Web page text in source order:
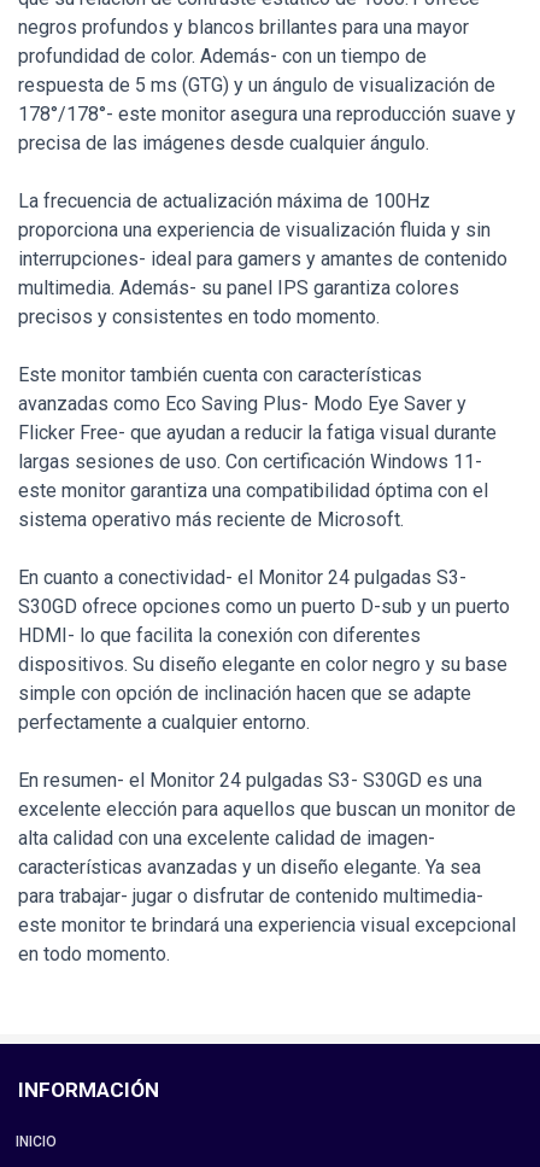
negros profundos y blancos brillantes para una mayor
profundidad de color. Además- con un tiempo de
respuesta de 5 ms (GTG) y un ángulo de visualización de
178°/178°- este monitor asegura una reproducción suave y
precisa de las imágenes desde cualquier ángulo.
La frecuencia de actualización máxima de 100Hz
proporciona una experiencia de visualización fluida y sin
interrupciones- ideal para gamers y amantes de contenido
multimedia. Además- su panel IPS garantiza colores
precisos y consistentes en todo momento.
Este monitor también cuenta con características
avanzadas como Eco Saving Plus- Modo Eye Saver y
Flicker Free- que ayudan a reducir la fatiga visual durante
largas sesiones de uso. Con certificación Windows 11-
este monitor garantiza una compatibilidad óptima con el
sistema operativo más reciente de Microsoft.
En cuanto a conectividad- el Monitor 24 pulgadas S3-
S30GD ofrece opciones como un puerto D-sub y un puerto
HDMI- lo que facilita la conexión con diferentes
dispositivos. Su diseño elegante en color negro y su base
simple con opción de inclinación hacen que se adapte
perfectamente a cualquier entorno.
En resumen- el Monitor 24 pulgadas S3- S30GD es una
excelente elección para aquellos que buscan un monitor de
alta calidad con una excelente calidad de imagen-
características avanzadas y un diseño elegante. Ya sea
para trabajar- jugar o disfrutar de contenido multimedia-
este monitor te brindará una experiencia visual excepcional
en todo momento.
INFORMACIÓN
INICIO